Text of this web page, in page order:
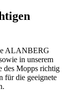
ALANBERG
in unserem
des Mopps richtig
für die geeignete